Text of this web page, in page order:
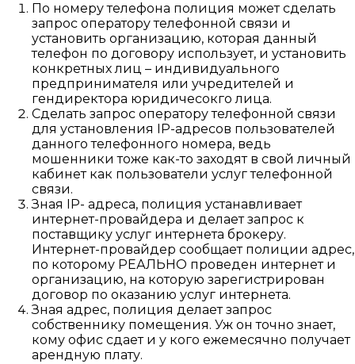
По номеру телефона полиция может сделать
запрос оператору телефонной связи и
установить организацию, которая данный
телефон по договору использует, и установить
конкретных лиц – индивидуального
предпринимателя или учредителей и
гендиректора юридичесокго лица.
Сделать запрос оператору телефонной связи
для установления IP-адресов пользователей
данного телефонного номера, ведь
мошенники тоже как-то заходят в свой личный
кабинет как пользователи услуг телефонной
связи.
Зная IP- адреса, полиция устанавливает
интернет-провайдера и делает запрос к
поставщику услуг интернета брокеру.
Интернет-провайдер сообщает полиции адрес,
по которому РЕАЛЬНО проведен интернет и
организацию, на которую зарегистрирован
договор по оказанию услуг интернета.
Зная адрес, полиция делает запрос
собственнику помещения. Уж он точно знает,
кому офис сдает и у кого ежемесячно получает
арендную плату.